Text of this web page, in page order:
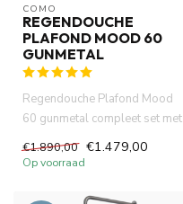
COMO
REGENDOUCHE
PLAFOND MOOD 60
GUNMETAL
Regendouche Plafond Mood
60 gunmetal compleet set met
€1.890,00 €1.479,00
Op voorraad